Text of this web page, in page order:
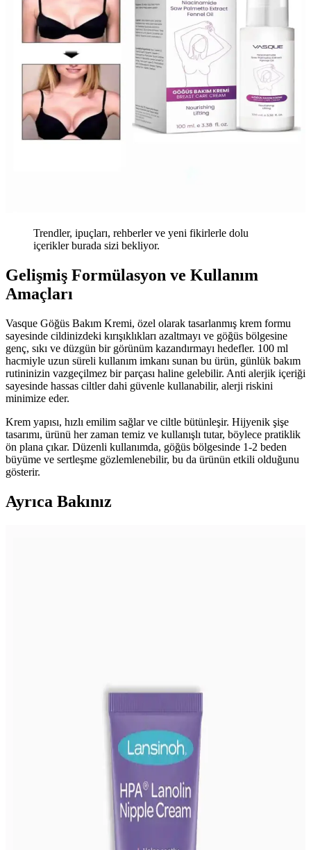
Trendler, ipuçları, rehberler ve yeni fikirlerle dolu
içerikler burada sizi bekliyor.
Gelişmiş Formülasyon ve Kullanım
Amaçları
Vasque Göğüs Bakım Kremi, özel olarak tasarlanmış krem formu
sayesinde cildinizdeki kırışıklıkları azaltmayı ve göğüs bölgesine
genç, sıkı ve düzgün bir görünüm kazandırmayı hedefler. 100 ml
hacmiyle uzun süreli kullanım imkanı sunan bu ürün, günlük bakım
rutininizin vazgeçilmez bir parçası haline gelebilir. Anti alerjik içeriği
sayesinde hassas ciltler dahi güvenle kullanabilir, alerji riskini
minimize eder.
Krem yapısı, hızlı emilim sağlar ve ciltle bütünleşir. Hijyenik şişe
tasarımı, ürünü her zaman temiz ve kullanışlı tutar, böylece pratiklik
ön plana çıkar. Düzenli kullanımda, göğüs bölgesinde 1-2 beden
büyüme ve sertleşme gözlemlenebilir, bu da ürünün etkili olduğunu
gösterir.
Ayrıca Bakınız
göğüsleri sıkılaştırır, şekli korur ve dolgunlaştırır. Hafif yapısı ve
2025'te Emziren Annelerin Tercihi: Lansinoh
Lanolin Krem ile Doğal Koruma
Lansinoh Lanolin Krem, doğal içeriğiyle göğüs ucu çatlaklarını
önler ve iyileştirir. Hemen keşfedin!
Lansinoh Lanolin 40 ml: Doğal ve Güvenilir Cilt
Bakım Ürünü Özellikleri ve Kullanım Rehberi